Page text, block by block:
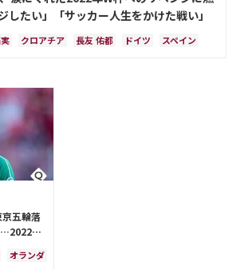
したい」「サッカー人生をかけた戦い」
クロアチア 長友 佑都 ドイツ
スペイン
京五輪落
…2022年
った」
オランダ